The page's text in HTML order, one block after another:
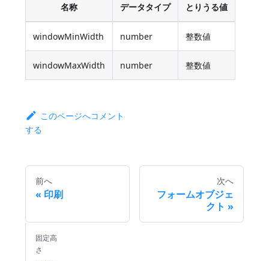
名称 データタイプ とりうる値
windowMinWidth number 整数値
windowMaxWidth number 整数値
このページへコメント
する
前へ
印刷
次へ
フォームオブジェ
クト
固定高
さ